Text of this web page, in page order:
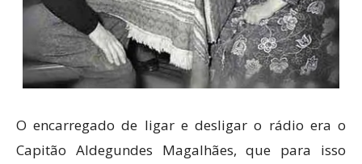
O encarregado de ligar e desligar o rádio era o
Capitão Aldegundes Magalhães, que para isso